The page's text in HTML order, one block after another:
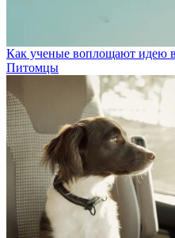
Как ученые воплощают идею
Питомцы